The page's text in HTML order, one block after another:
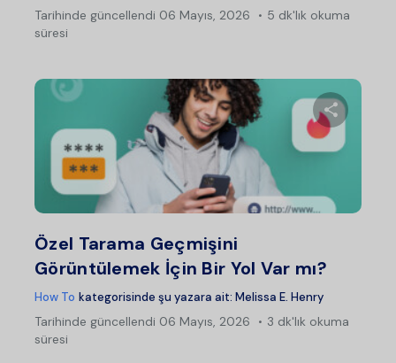
Tarihinde güncellendi 06 Mayıs, 2026
5 dk'lık okuma
süresi
Bu
Özel Tarama Geçmişini
Görüntülemek İçin Bir Yol Var mı?
How To kategorisinde şu yazara ait: Melissa E. Henry
Tarihinde güncellendi 06 Mayıs, 2026
3 dk'lık okuma
süresi